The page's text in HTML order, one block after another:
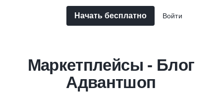
Начать бесплатно Войти
Маркетплейсы - Блог
Адвантшоп